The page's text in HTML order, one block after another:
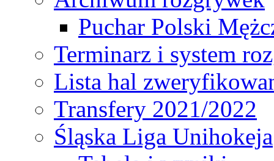
Puchar Polski
Terminarz i system
Lista hal
Transfery 2021/2022
Śląska Liga Unihokeja